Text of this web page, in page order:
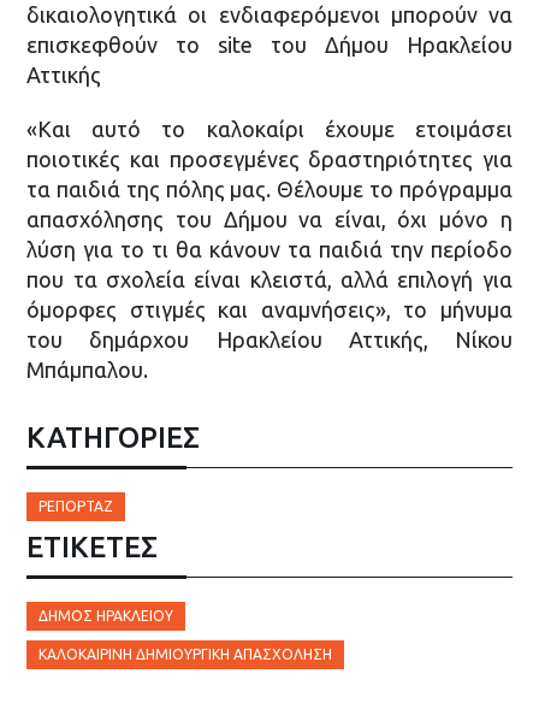
δικαιολογητικά οι ενδιαφερόμενοι μπορούν να
επισκεφθούν το site του Δήμου Ηρακλείου
Αττικής
«Και αυτό το καλοκαίρι έχουμε ετοιμάσει
ποιοτικές και προσεγμένες δραστηριότητες για
τα παιδιά της πόλης μας. Θέλουμε το πρόγραμμα
απασχόλησης του Δήμου να είναι, όχι μόνο η
λύση για το τι θα κάνουν τα παιδιά την περίοδο
που τα σχολεία είναι κλειστά, αλλά επιλογή για
όμορφες στιγμές και αναμνήσεις», το μήνυμα
του δημάρχου Ηρακλείου Αττικής, Νίκου
Μπάμπαλου.
ΚΑΤΗΓΟΡΙΕΣ
ΡΕΠΟΡΤΆΖ
ΕΤΙΚΈΤΕΣ
ΔΉΜΟΣ ΗΡΑΚΛΕΊΟΥ
ΚΑΛΟΚΑΙΡΙΝΉ ΔΗΜΙΟΥΡΓΙΚΉ ΑΠΑΣΧΌΛΗΣΗ